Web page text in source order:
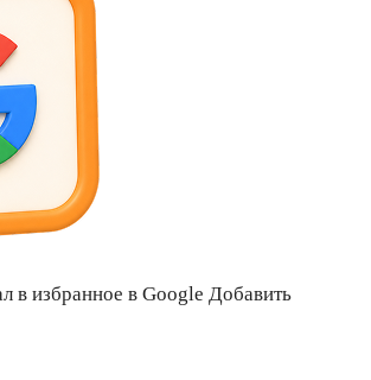
в избранное в Google Добавить